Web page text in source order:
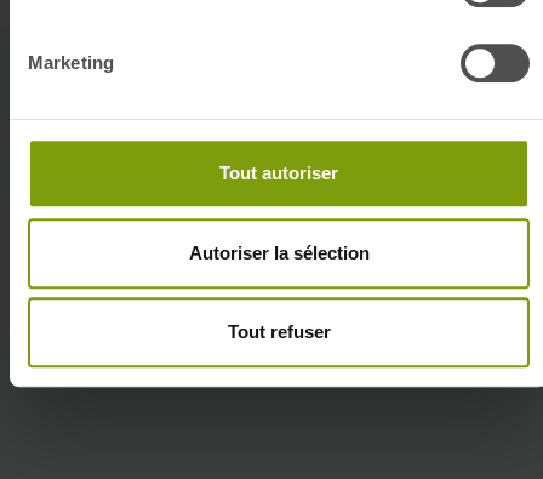
Marketing
Tout autoriser
Autoriser la sélection
Tout refuser
Nos engagements
Quali'Hlm